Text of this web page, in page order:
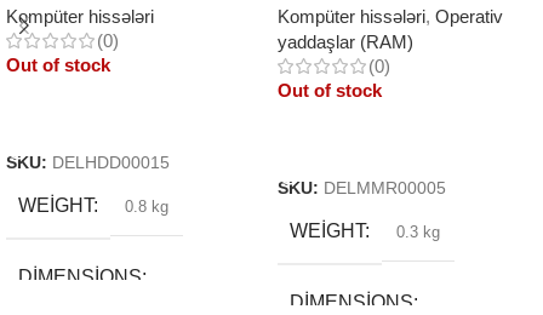
Kompüter hissələri
(0)
Out of stock
SKU: DELHDD00015
WEIGHT 0.8 kg
DIMENSIONS
Kompüter hissələri, Operativ
yaddaşlar (RAM)
(0)
Out of stock
SKU: DELMMR00005
WEIGHT 0.3 kg
DIMENSIONS